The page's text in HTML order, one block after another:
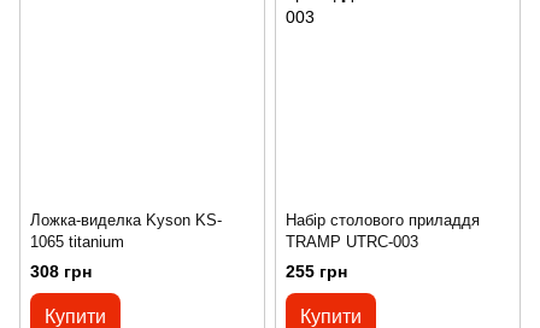
Ложка-виделка Kyson KS-
1065 titanium
308 грн
Купити
Набір столового приладдя
TRAMP UTRC-003
255 грн
Купити